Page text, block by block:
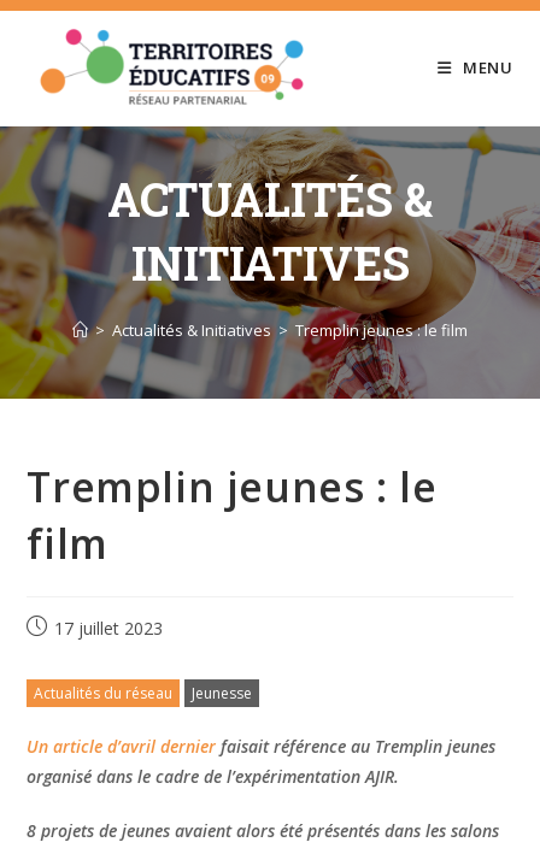
Skip
content
MENU
ACTUALITÉS &
INITIATIVES
> Actualités & Initiatives > Tremplin jeunes : le film
Tremplin jeunes : le
film
17 juillet 2023
Actualités du réseau Jeunesse
Un article d’avril dernierfaisait référence au Tremplin jeunes
organisé dans le cadre de l’expérimentation AJIR.
8 projets de jeunes avaient alors été présentés dans les salons